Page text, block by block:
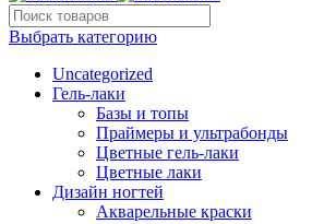
Выбрать категорию
Uncategorized
Гель-лаки
Базы и топы
Праймеры и ультрабонды
Цветные гель-лаки
Цветные лаки
Дизайн ногтей
Акварельные краски